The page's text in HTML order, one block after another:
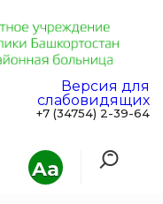
Aa
Версия для
слабовидящих
+7 (34754) 2-39-64